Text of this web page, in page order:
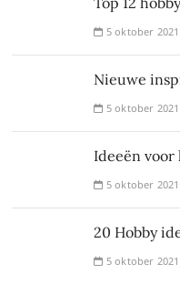
5 oktober 2021
Nieuwe
5 oktober 2021
Ideeën voor
5 oktober 2021
20 Hobby
5 oktober 2021